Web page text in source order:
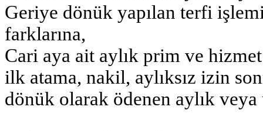
Geriye dönük yapılan terfi
farklarına,
Cari aya ait aylık prim ve
ilk atama, nakil, aylıksız izin
dönük olarak ödenen aylık veya